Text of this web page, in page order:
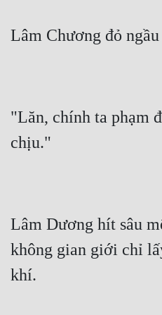
Lâm Chương đỏ
"Lăn, chính ta phạm
chịu."
Lâm Dương hít sâu
không gian giới chỉ
khí.